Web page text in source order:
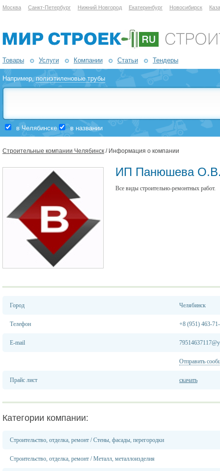
Москва Санкт-Петербург Нижний Новгород Екатеринбург Новосибирск
Товары Услуги Компании Статьи Тендеры
Например,полиэтиленовые трубы
в Челябинске в названии
Строительные компании Челябинск / Информация о компании
ИП Панюшева
Все виды строительно-ремонтных работ.
Город Челябинск
Телефон +8 (951) 463-
E-mail
Отправить
Прайс лист скачать
Категории компании:
Строительство, отделка, ремонт /Стены, фасады, перегородки
Строительство, отделка, ремонт /Металл, металлоизделия